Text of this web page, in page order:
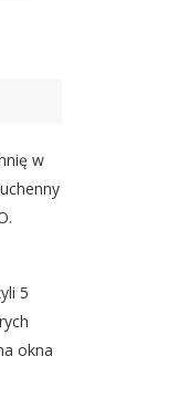
w
5
okna